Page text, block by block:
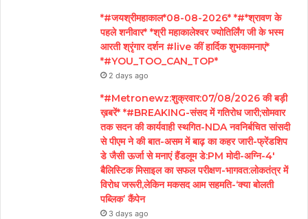
*#जयश्रीमहाकाल*08-08-2026* *#*श्रावण के
पहले शनीवार* *श्री महाकालेश्वर ज्योतिर्लिंग जी के भस्म
आरती श्रृंगार दर्शन #live कीं हार्दिक शुभकामनाएं*
*#YOU_TOO_CAN_TOP*
2 days ago
*#Metronewz:शुक्रवार:07/08/2026 की बड़ी
ख़बरें* *#BREAKING-संसद में गतिरोध जारी;सोमवार
तक सदन की कार्यवाही स्थगित-NDA नवनिर्बचित सांसदी
से पीएम ने की बात-असम में बाढ़ का कहर जारी-फ्रेंडशिप
डे जैसी ऊर्जा से मनाएं हैंडलूम डे:PM मोदी-अग्नि-4′
बैलिस्टिक मिसाइल का सफल परीक्षण-भागवत:लोकतंत्र में
विरोध जरूरी,लेकिन मकसद आम सहमति-‘क्या बोलती
पब्लिक’ कैंपेन
3 days ago